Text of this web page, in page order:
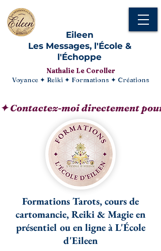
Eileen
Les Messages, l'École &
l'Échoppe
Nathalie Le Coroller
Voyance ✦ Reiki ✦ Formations ✦ Créations
✦ Contactez-moi directement
Formations Tarots, cours de
cartomancie, Reiki & Magie en
présentiel ou en ligne à L'École
d'Eileen